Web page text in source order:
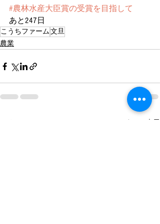
#農林水産大臣賞の受賞を目指して
あと247日
こうちファーム文旦
農業